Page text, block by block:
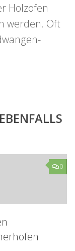
Holzofen
werden. Oft
0